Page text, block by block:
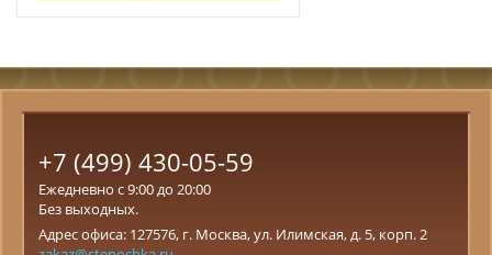
+7 (499) 430-05-59
Ежедневно с 9:00 до 20:00
Без выходных.
Адрес офиса: 127576, г. Москва, ул. Илимская, д. 5, корп. 2